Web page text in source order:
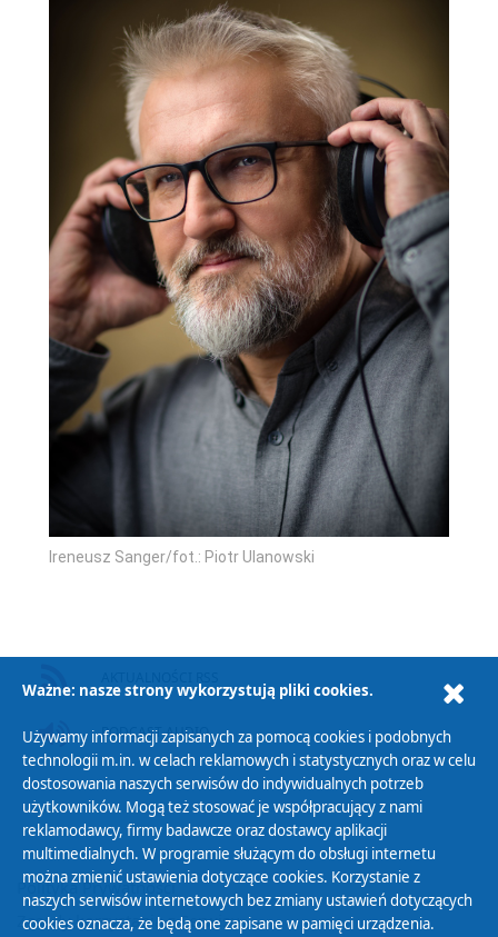
Ireneusz Sanger/fot.: Piotr Ulanowski
PODCAST AUDIO
Polityka Prywatności
Zasady korzystania z Serwisu
Ważne: nasze strony wykorzystują pliki cookies.
Używamy informacji zapisanych za pomocą cookies i podobnych
technologii m.in. w celach reklamowych i statystycznych oraz w celu
dostosowania naszych serwisów do indywidualnych potrzeb
użytkowników. Mogą też stosować je współpracujący z nami
reklamodawcy, firmy badawcze oraz dostawcy aplikacji
multimedialnych. W programie służącym do obsługi internetu
można zmienić ustawienia dotyczące cookies. Korzystanie z
naszych serwisów internetowych bez zmiany ustawień dotyczących
cookies oznacza, że będą one zapisane w pamięci urządzenia.